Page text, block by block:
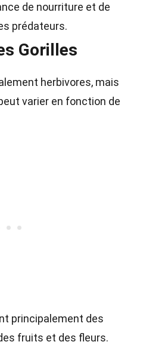
de nourriture et de
prédateurs.
Gorilles
herbivores, mais
varier en fonction de
principalement des
fruits et des fleurs.